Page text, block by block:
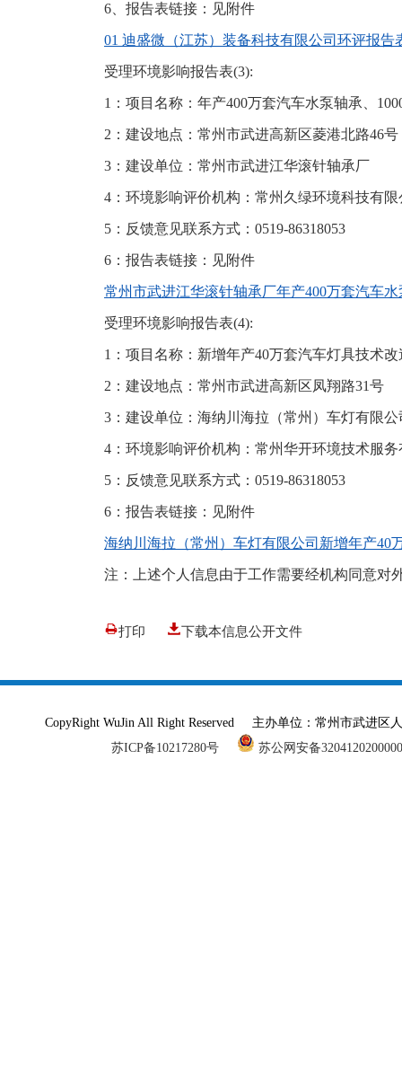
6、报告表链接：见附件
01 迪盛微（江苏）装备科技有限公司环评报告
受理环境影响报告表(3):
1：项目名称：年产400万套汽车水泵轴承、
2：建设地点：常州市武进高新区菱港北路46号
3：建设单位：常州市武进江华滚针轴承厂
4：环境影响评价机构：常州久绿环境科技有限
5：反馈意见联系方式：0519-86318053
6：报告表链接：见附件
常州市武进江华滚针轴承厂年产400万套汽车
受理环境影响报告表(4):
1：项目名称：新增年产40万套汽车灯具技术
2：建设地点：常州市武进高新区凤翔路31号
3：建设单位：海纳川海拉（常州）车灯有限公
4：环境影响评价机构：常州华开环境技术服
5：反馈意见联系方式：0519-86318053
6：报告表链接：见附件
海纳川海拉（常州）车灯有限公司新增年产40
注：上述个人信息由于工作需要经机构同意对
打印 下载本信息公开文件
CopyRight WuJin All Right Reserved 主办单位：常州市武进
苏ICP备10217280号
苏公网安备